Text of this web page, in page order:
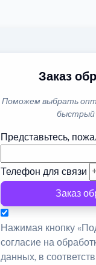
Заказ
Поможем выбрать
быстрый
Представьтесь,
Телефон для связи
Заказ
Нажимая кнопку
согласие на
данных, в